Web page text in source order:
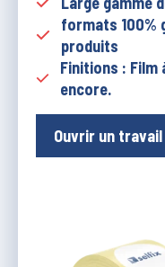
formats 100%
produits
Finitions : Film
encore.
Ouvrir un